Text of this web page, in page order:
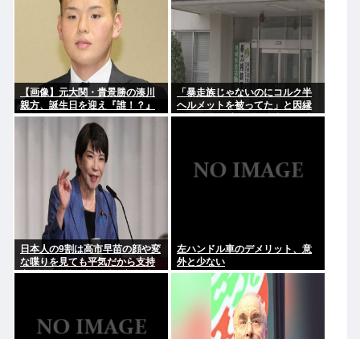
【画像】元大関・貴景勝の湊川
親方、誕生日を迎え『誰！？』
と話題に
「暴走族じゃないのにコルク半
ヘルメットを被ってた」と因縁
つけて暴行 少年らと父親(37)逮
日本人の9割は高市早苗の顔や変
な喋りを見ても平気だから支持
率9割。学校の美術科と音楽科は
左ハンドル車のデメリット、意
外と少ない